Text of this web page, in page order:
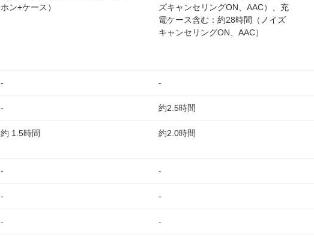
ホン+ケース）
-
-
約 1.5時間
-
-
-
ズキャンセリングON、AAC）、充
電ケース含む：約28時間（ノイズ
キャンセリングON、AAC）
-
約2.5時間
約2.0時間
-
-
-